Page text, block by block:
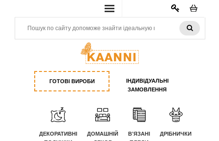
КАБИНЕТ
ГОТОВІ ВИРОБИ
ІНДИВІДУАЛЬНІ
ЗАМОВЛЕННЯ
ДЕКОРАТИВНІ
ДОМАШНІЙ
В'ЯЗАНІ
ДРІБНИЧКИ